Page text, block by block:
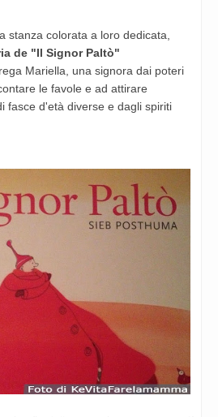
stanza colorata a loro dedicata,
de "Il Signor Paltò"
Mariella, una signora dai poteri
le favole e ad attirare
fasce d'età diverse e dagli spiriti